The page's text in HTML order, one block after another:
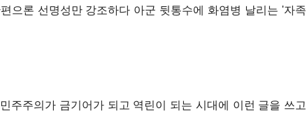
으론 선명성만 강조하다 아군 뒷통수에 화염병 날리는 '자족
주주의가 금기어가 되고 역린이 되는 시대에 이런 글을 쓰고